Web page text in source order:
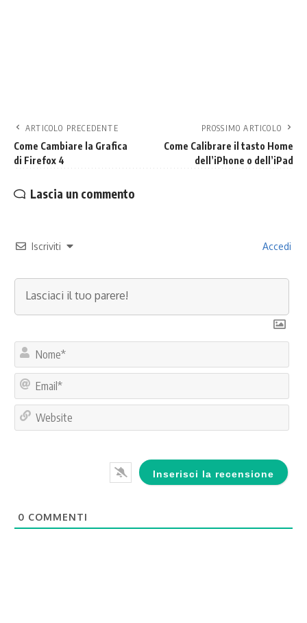
ARTICOLO PRECEDENTE
Come Cambiare la Grafica
di Firefox 4
PROSSIMO ARTICOLO
Come Calibrare il tasto Home
dell’iPhone o dell’iPad
Lascia un commento
Iscriviti Accedi
0 COMMENTI